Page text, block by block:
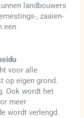
landbouwers
, zaaien-
een
voor alle
op eigen grond.
Ook wordt het
meer
wordt verlengd.